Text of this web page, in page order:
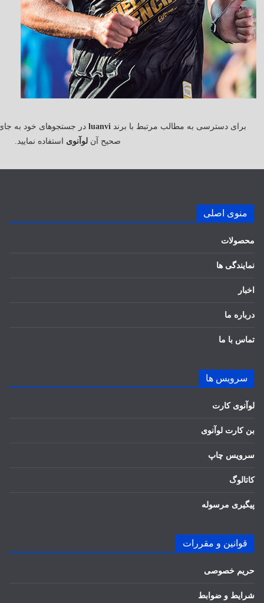
برای دسترسی به مطالب مرتبط با برندluanvi در جستجوهای خود به
صحیح آنلوآنوی استفاده نمایید.
منوی اصلی
محصولات
نمایندگی ها
اخبار
درباره ما
تماس با ما
سرویس ها
لوآنوی کارت
بن کارت لوآنوی
سرویس چاپ
کاتالوگ
پیگیری مرسوله
قوانین و مقررات
حریم خصوصی
شرایط و ضوابط